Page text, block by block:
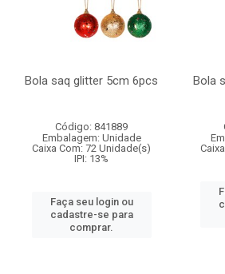
Bola saq glitter 5cm 6pcs
Código: 841889
Embalagem: Unidade
Caixa Com: 72 Unidade(s)
IPI: 13%
Faça seu login ou
cadastre-se para
comprar.
Bola